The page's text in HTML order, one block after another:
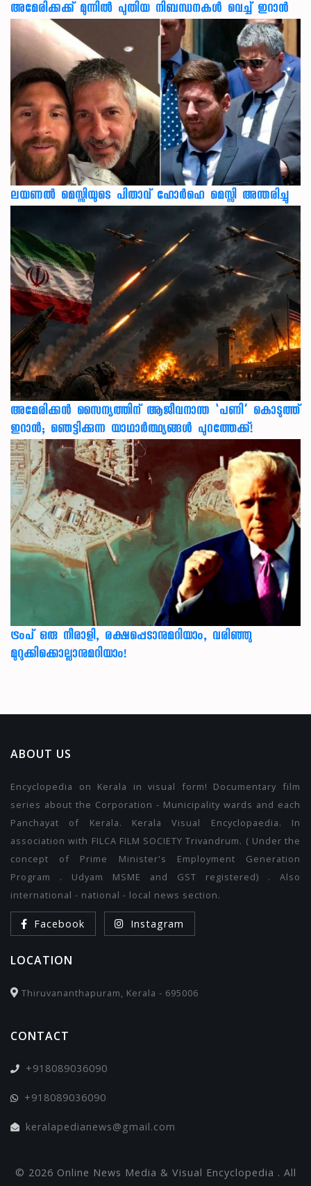
അമേരിക്കക്ക് മുന്നിൽ പുതിയ നിബന്ധനകൾ വെച്ച് ഇറാൻ
ലയണൽ മെസ്സിയുടെ പിതാവ് ഹോർഹെ മെസ്സി അന്തരിച്ചു
അമേരിക്കൻ സൈന്യത്തിന് ആജീവനാന്ത ‘പണി’ കൊടുത്ത്
ഇറാൻ; ഞെട്ടിക്കുന്ന യാഥാർത്ഥ്യങ്ങൾ പുറത്തേക്ക്!
ട്രംപ് ഒരു നീരാളി, രക്ഷപ്പെടാനുമറിയാം, വരിഞ്ഞു
മുറുക്കിക്കൊല്ലാനുമറിയാം!
ABOUT US
Encyclopedia on Kerala in visual form! Documentary film
series about the Corporation - Municipality wards and each
Panchayat of Kerala. Kerala Visual Encyclopaedia. In
association with FILCA FILM SOCIETY Trivandrum. ( Under the
concept of Prime Minister's Employment Generation
Program . Udyam MSME and GST registered) . Also
international - national - local news section.
Facebook Instagram
LOCATION
Thiruvananthapuram, Kerala - 695006
CONTACT
+918089036090
+918089036090
keralapedianews@gmail.com
© 2026 Online News Media & Visual Encyclopedia . All